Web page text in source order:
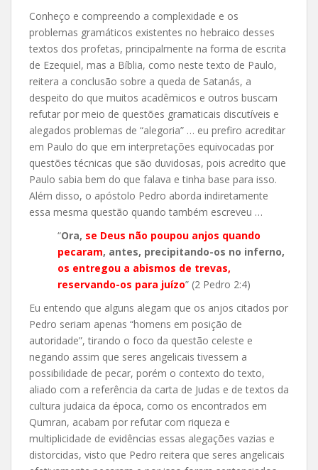
Conheço e compreendo a complexidade e os
problemas gramáticos existentes no hebraico desses
textos dos profetas, principalmente na forma de escrita
de Ezequiel, mas a Bíblia, como neste texto de Paulo,
reitera a conclusão sobre a queda de Satanás, a
despeito do que muitos acadêmicos e outros buscam
refutar por meio de questões gramaticais discutíveis e
alegados problemas de “alegoria” … eu prefiro acreditar
em Paulo do que em interpretações equivocadas por
questões técnicas que são duvidosas, pois acredito que
Paulo sabia bem do que falava e tinha base para isso.
Além disso, o apóstolo Pedro aborda indiretamente
essa mesma questão quando também escreveu …
“Ora, se Deus não poupou anjos quando
pecaram, antes, precipitando-os no inferno,
os entregou a abismos de trevas,
reservando-os para juízo” (2 Pedro 2:4)
Eu entendo que alguns alegam que os anjos citados por
Pedro seriam apenas “homens em posição de
autoridade”, tirando o foco da questão celeste e
negando assim que seres angelicais tivessem a
possibilidade de pecar, porém o contexto do texto,
aliado com a referência da carta de Judas e de textos da
cultura judaica da época, como os encontrados em
Qumran, acabam por refutar com riqueza e
multiplicidade de evidências essas alegações vazias e
distorcidas, visto que Pedro reitera que seres angelicais